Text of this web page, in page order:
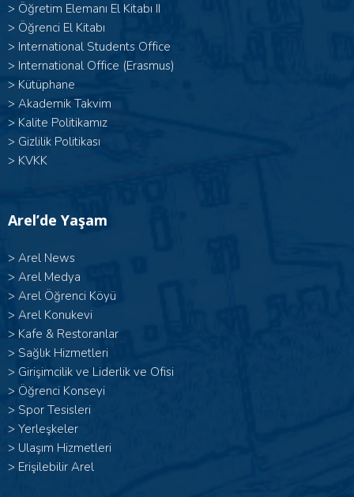
> Öğretim Elemanı El Kitabı II
> Öğrenci El Kitabı
> International Students Office
> International Office (Erasmus)
> Kütüphane
> Akademik Takvim
> Kalite Politikamız
> Gizlilik Politikası
> KVKK
Arel’de Yaşam
> Arel News
> Arel Medya
> Arel Öğrenci Köyü
> Arel Konukevi
> Kafe & Restoranlar
> Sağlık Hizmetleri
> Girişimcilik ve Liderlik ve Ofisi
> Öğrenci Konseyi
> Spor Tesisleri
> Yerleşkeler
> Ulaşım Hizmetleri
> Erişilebilir Arel